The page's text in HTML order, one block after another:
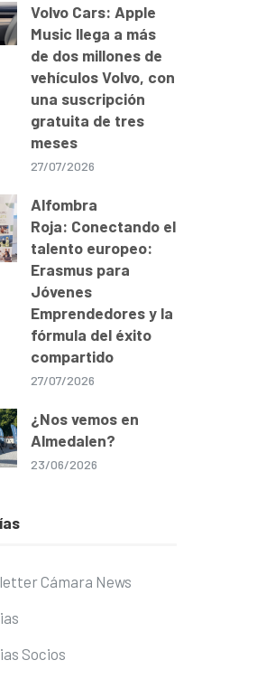
Volvo Cars: Apple
Music llega a más
de dos millones de
vehículos Volvo, con
una suscripción
gratuita de tres
meses
27/07/2026
Alfombra
Roja: Conectando el
talento europeo:
Erasmus para
Jóvenes
Emprendedores y la
fórmula del éxito
compartido
27/07/2026
¿Nos vemos en
Almedalen?
23/06/2026
Cámara News
Socios